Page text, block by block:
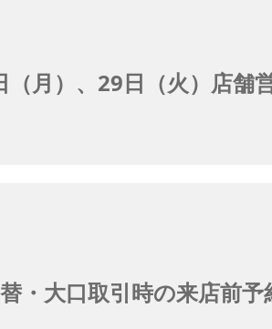
月）、29日（火）店舗
・大口取引時の来店前予